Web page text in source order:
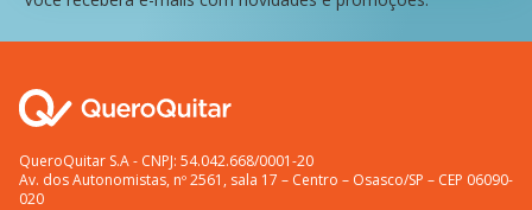
QueroQuitar S.A - CNPJ: 54.042.668/0001-20
Av. dos Autonomistas, nº 2561, sala 17 – Centro – Osasco/SP – CEP 06090-
020